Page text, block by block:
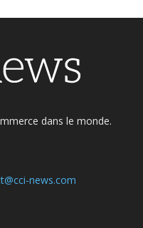
dans le monde.
news.com